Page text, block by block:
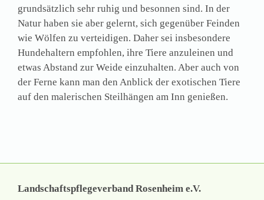
grundsätzlich sehr ruhig und besonnen sind. In der
Natur haben sie aber gelernt, sich gegenüber Feinden
wie Wölfen zu verteidigen. Daher sei insbesondere
Hundehaltern empfohlen, ihre Tiere anzuleinen und
etwas Abstand zur Weide einzuhalten. Aber auch von
der Ferne kann man den Anblick der exotischen Tiere
auf den malerischen Steilhängen am Inn genießen.
Landschaftspflegeverband Rosenheim e.V.